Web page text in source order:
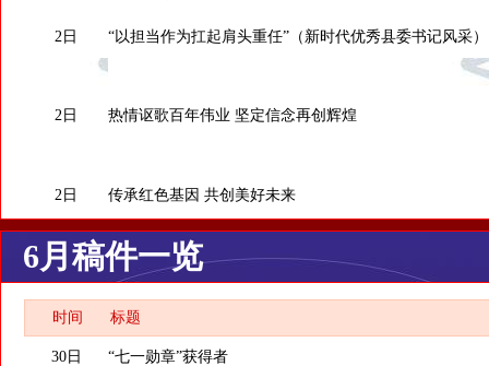
2日 “以担当作为扛起肩头重任”（新时代优秀县委书记风采）
2日 热情讴歌百年伟业 坚定信念再创辉煌
2日 传承红色基因 共创美好未来
6月稿件一览
时间 标题
30日 “七一勋章”获得者